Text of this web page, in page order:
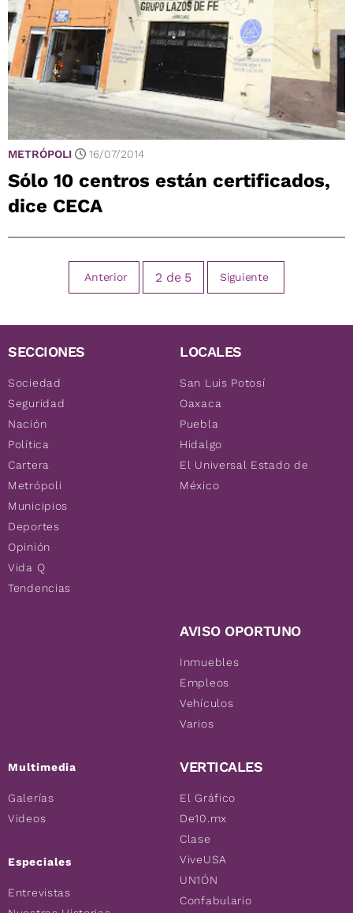
METRÓPOLI 16/07/2014
Sólo 10 centros están certificados,
dice CECA
Anterior 2 de 5 Siguiente
SECCIONES
Sociedad
Seguridad
Nación
Política
Cartera
Metrópoli
Municipios
Deportes
Opinión
Vida Q
Tendencias
Multimedia
Galerías
Videos
Especiales
Entrevistas
LOCALES
San Luis Potosí
Oaxaca
Puebla
Hidalgo
El Universal Estado de
México
AVISO OPORTUNO
Inmuebles
Empleos
Vehículos
Varios
VERTICALES
El Gráfico
De10.mx
Clase
ViveUSA
UN1ÓN
Confabulario